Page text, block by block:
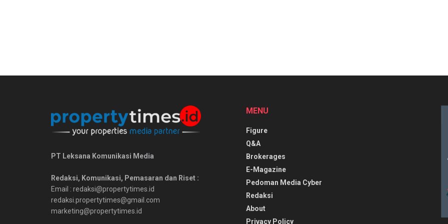
PT Leksana Komunikasi Media
Redaksi, Komunikasi, Pemasaran dan Riset :
Email : redaksi@propertytimes.id
redaksi.propertytimes@gmail.com
marketing@propertytimes.id
MENU
Figure
Q&A
Brokerages
E-Magazine
Pedoman Media Cyber
Redaksi
About
Privacy Policy